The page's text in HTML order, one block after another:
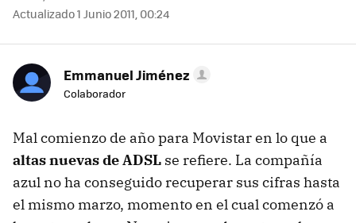
Actualizado 1 Junio 2011, 00:24
Emmanuel Jiménez
Colaborador
Mal comienzo de año para Movistar en lo que a
altas nuevas de ADSL se refiere. La compañía
azul no ha conseguido recuperar sus cifras hasta
el mismo marzo, momento en el cual comenzó a